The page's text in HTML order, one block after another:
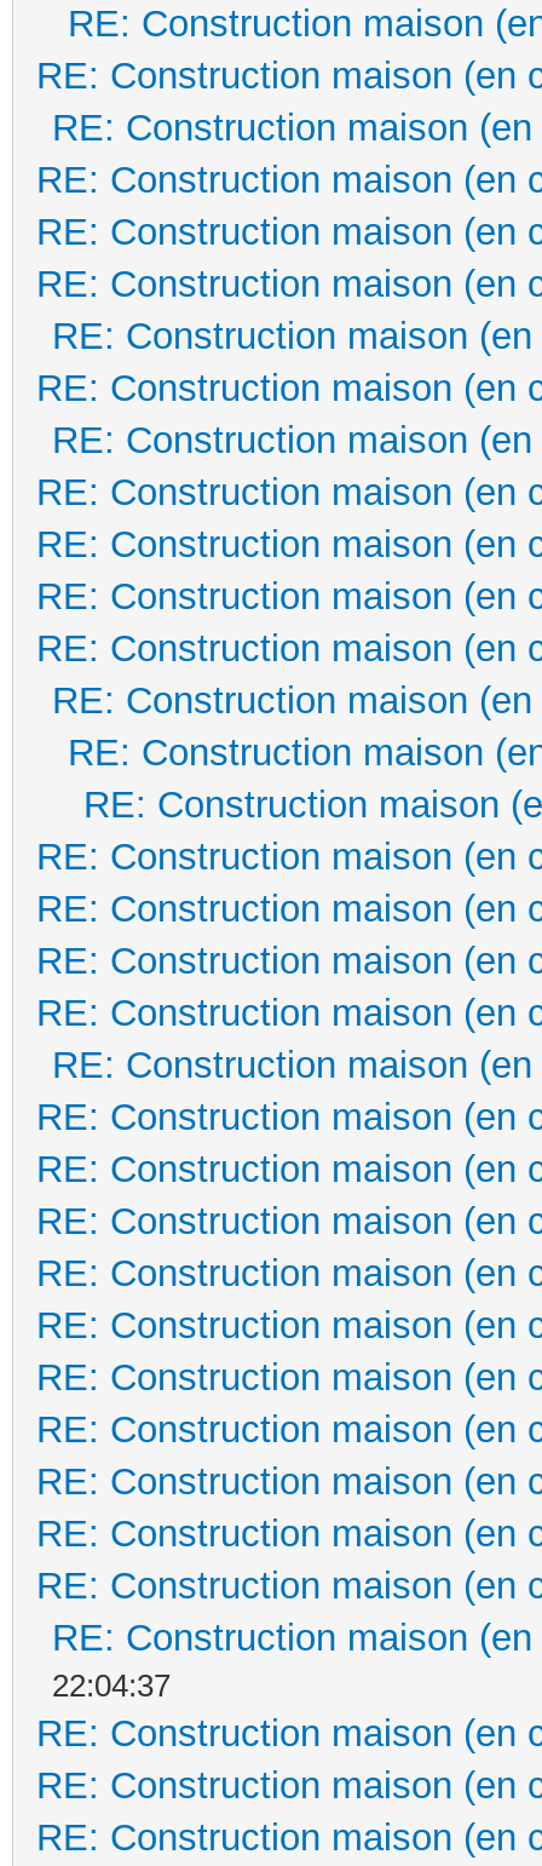
RE: Construction maison
RE: Construction maison (en
RE: Construction maison
RE: Construction maison (en
RE: Construction maison (en
RE: Construction maison (en
RE: Construction maison
RE: Construction maison (en
RE: Construction maison
RE: Construction maison (en
RE: Construction maison (en
RE: Construction maison (en
RE: Construction maison (en
RE: Construction maison
RE: Construction maison
RE: Construction maison
RE: Construction maison (en
RE: Construction maison (en
RE: Construction maison (en
RE: Construction maison (en
RE: Construction maison
RE: Construction maison (en
RE: Construction maison (en
RE: Construction maison (en
RE: Construction maison (en
RE: Construction maison (en
RE: Construction maison (en
RE: Construction maison (en
RE: Construction maison (en
RE: Construction maison (en
RE: Construction maison (en
RE: Construction maison
22:04:37
RE: Construction maison (en
RE: Construction maison (en
RE: Construction maison (en